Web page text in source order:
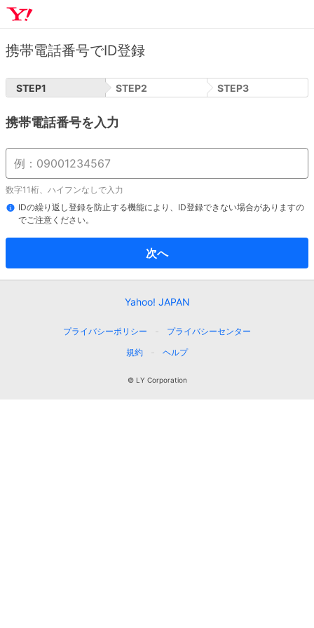
携帯電話番号でID登録
STEP1 STEP2 STEP3
携帯電話番号を入力
数字11桁、ハイフンなしで入力
IDの繰り返し登録を防止する機能により、ID登録できない場合がありますの
でご注意ください。
次へ
Yahoo! JAPAN
プライバシーポリシー
プライバシーセンター
規約
ヘルプ
© LY Corporation